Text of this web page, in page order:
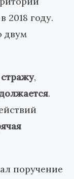
2018 году.
двум
,
.
поручение